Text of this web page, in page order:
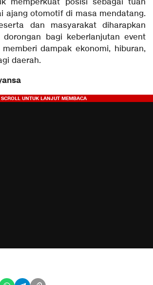
memperkuat posisi sebagai tuan
ajang otomotif di masa mendatang.
dan masyarakat diharapkan
bagi keberlanjutan event
dampak ekonomi, hiburan,
daerah.